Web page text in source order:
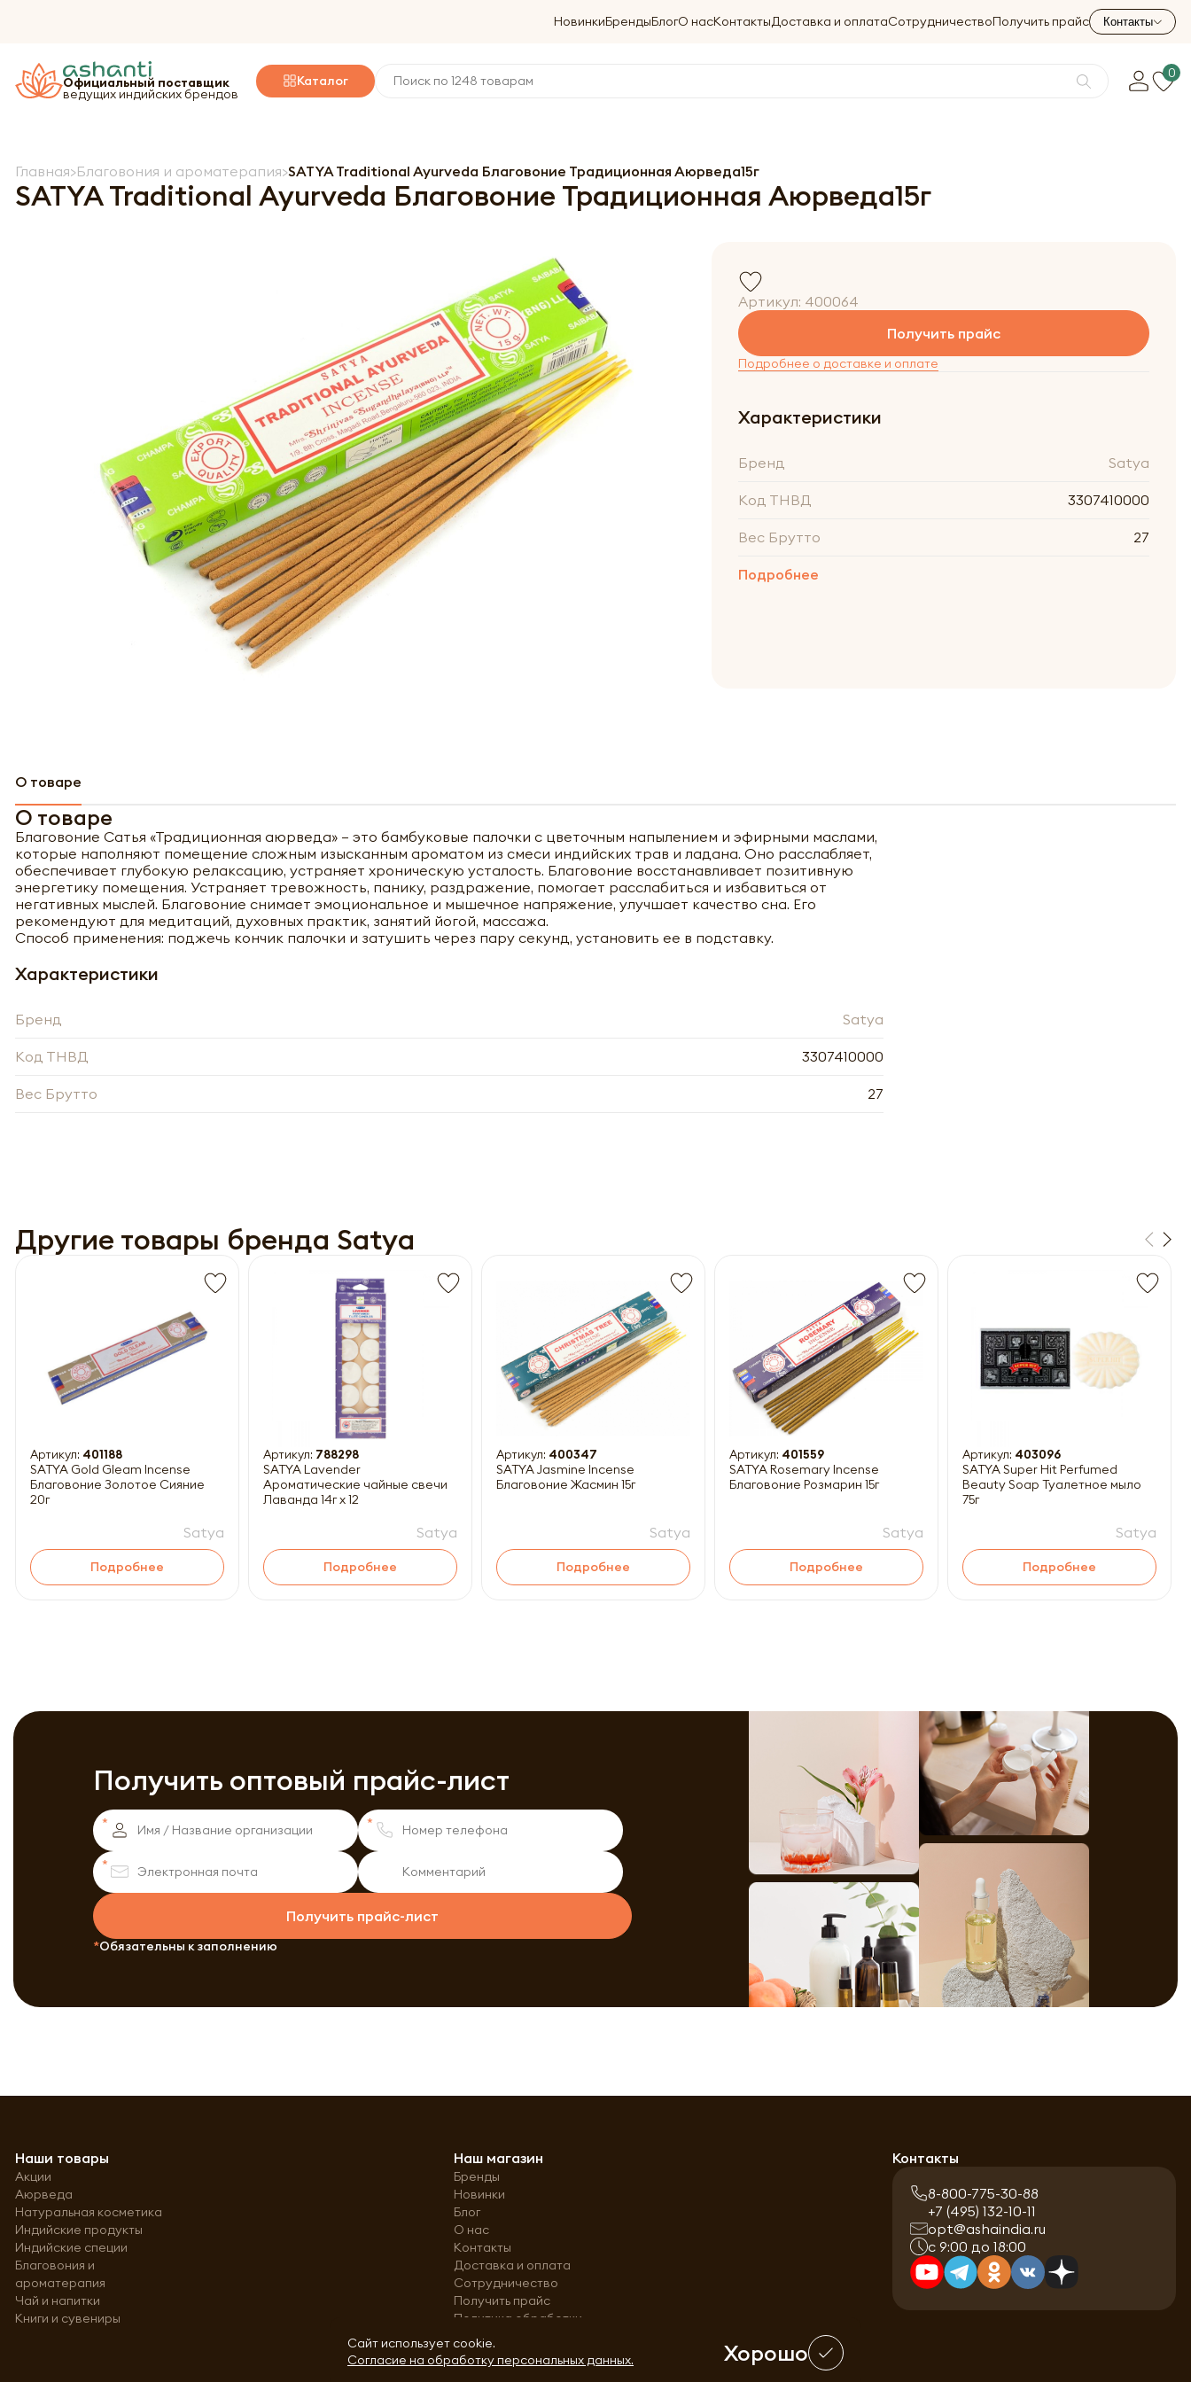
НовинкиБрендыБлогО насКонтактыДоставка и оплатаСотрудничествоПолучить прайс Контакты
Официальный поставщик
ведущих индийских брендов
Каталог 0
Главная Благовония и ароматерапия SATYA Traditional Ayurveda Благовоние Традиционная Аюрведа15г
SATYA Traditional Ayurveda Благовоние Традиционная Аюрведа15г
Артикул: 400064
Получить прайс
Подробнее о доставке и оплате
Характеристики
Бренд Satya
Код ТНВД 3307410000
Вес Брутто 27
Подробнее
О товаре
О товаре
Благовоние Сатья «Традиционная аюрведа» – это бамбуковые палочки с цветочным напылением и эфирными маслами,
которые наполняют помещение сложным изысканным ароматом из смеси индийских трав и ладана. Оно расслабляет,
обеспечивает глубокую релаксацию, устраняет хроническую усталость. Благовоние восстанавливает позитивную
энергетику помещения. Устраняет тревожность, панику, раздражение, помогает расслабиться и избавиться от
негативных мыслей. Благовоние снимает эмоциональное и мышечное напряжение, улучшает качество сна. Его
рекомендуют для медитаций, духовных практик, занятий йогой, массажа.
Способ применения: поджечь кончик палочки и затушить через пару секунд, установить ее в подставку.
Характеристики
Бренд Satya
Код ТНВД 3307410000
Вес Брутто 27
Другие товары бренда Satya
Артикул: 401188
SATYA Gold Gleam Incense
Благовоние Золотое Сияние
20г
Satya
Подробнее
Артикул: 788298
SATYA Lavender
Ароматические чайные свечи
Лаванда 14г x 12
Satya
Подробнее
Артикул: 400347
SATYA Jasmine Incense
Благовоние Жасмин 15г
Satya
Подробнее
Артикул: 401559
SATYA Rosemary Incense
Благовоние Розмарин 15г
Satya
Подробнее
Артикул: 403096
SATYA Super Hit Perfumed
Beauty Soap Туалетное мыло
75г
Satya
Подробнее
Получить оптовый прайс-лист
Получить прайс-лист
Обязательны к заполнению
Обязательны к заполнению
Наши товары
Акции
Аюрведа
Натуральная косметика
Индийские продукты
Индийские специи
Благовония и
ароматерапия
Чай и напитки
Книги и сувениры
Наш магазин
Бренды
Новинки
Блог
О нас
Контакты
Доставка и оплата
Сотрудничество
Получить прайс
Политика обработки
персональных данных
Контакты
8-800-775-30-88
+7 (495) 132-10-11
opt@ashaindia.ru
с 9:00 до 18:00
Сайт использует cookie.
Согласие на обработку персональных данных.
Хорошо